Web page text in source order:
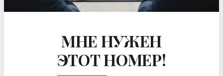
МНЕ НУЖЕН
ЭТОТ НОМЕР!